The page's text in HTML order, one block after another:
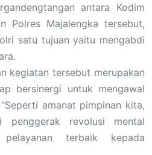
antara Kodim
Polres Majalengka tersebut,
satu tujuan yaitu mengabdi
kegiatan tersebut merupakan
bersinergi untuk mengawal
amanat pimpinan kita,
penggerak revolusi mental
terbaik kepada